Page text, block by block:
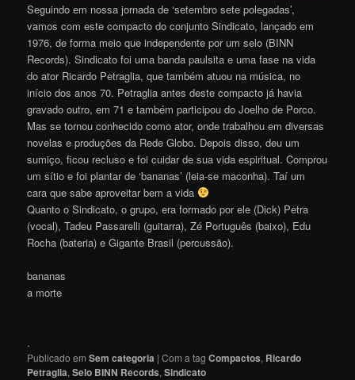
Seguindo em nossa jornada de ‘setembro sete polegadas’,
vamos com este compacto do conjunto Sindicato, lançado em
1976, de forma meio que independente por um selo (BINN
Records). Sindicato foi uma banda paulsita e uma fase na vida
do ator Ricardo Petraglia, que também atuou na música, no
início dos anos 70. Petraglia antes deste compacto já havia
gravado outro, em 71 e também participou do Joelho de Porco.
Mas se tornou conhecido como ator, onde trabalhou em diversas
novelas e produções da Rede Globo. Depois disso, deu um
sumiço, ficou recluso e foi cuidar de sua vida espiritual. Comprou
um sítio e foi plantar de ‘bananas’ (leia-se maconha). Taí um
cara que sabe aproveitar bem a vida
Quanto o Sindicato, o grupo, era formado por ele (Dick) Petra
(vocal), Tadeu Passarelli (guitarra), Zé Português (baixo), Edu
Rocha (bateria) e Gigante Brasil (percussão).
bananas
a morte
.
Publicado em Sem categoria |Com a tagCompactos, Ricardo
Petraglia,Selo BINN Records,Sindicato